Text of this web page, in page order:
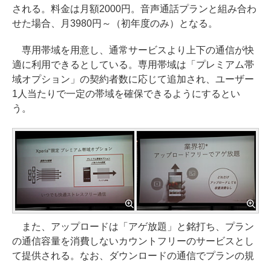
される。料金は月額2000円。音声通話プランと組み合わ
せた場合、月3980円～（初年度のみ）となる。
専用帯域を用意し、通常サービスより上下の通信が快
適に利用できるとしている。専用帯域は「プレミアム帯
域オプション」の契約者数に応じて追加され、ユーザー
1人当たりで一定の帯域を確保できるようにするとい
う。
また、アップロードは「アゲ放題」と銘打ち、プラン
の通信容量を消費しないカウントフリーのサービスとし
て提供される。なお、ダウンロードの通信でプランの規